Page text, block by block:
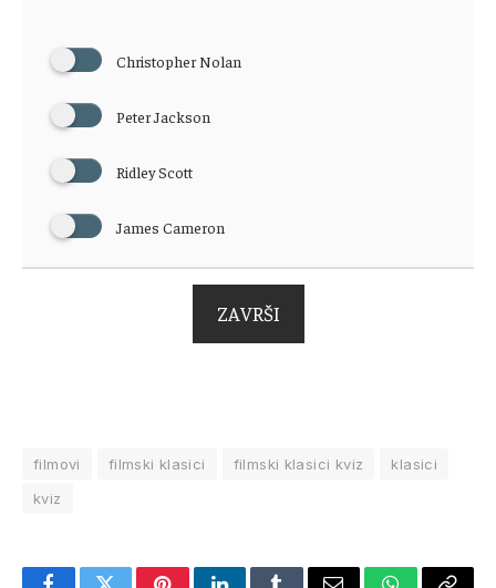
Christopher Nolan
Peter Jackson
Ridley Scott
James Cameron
ZAVRŠI
filmovi filmski klasici filmski klasici kviz
klasici
kviz